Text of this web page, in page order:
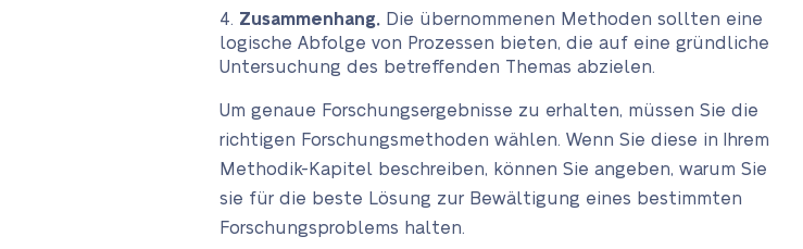
Zusammenhang. Die übernommenen Methoden sollten eine
logische Abfolge von Prozessen bieten, die auf eine gründliche
Untersuchung des betreffenden Themas abzielen.
Um genaue Forschungsergebnisse zu erhalten, müssen Sie die
richtigen Forschungsmethoden wählen. Wenn Sie diese in Ihrem
Methodik-Kapitel beschreiben, können Sie angeben, warum Sie
sie für die beste Lösung zur Bewältigung eines bestimmten
Forschungsproblems halten.